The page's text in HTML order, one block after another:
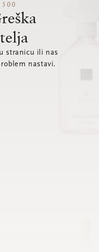
stranicu ili nas
nastavi.